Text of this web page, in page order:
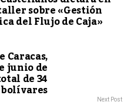
sobre «Gestión
del Flujo de Caja»
Caracas,
junio de
de 34
Next Post